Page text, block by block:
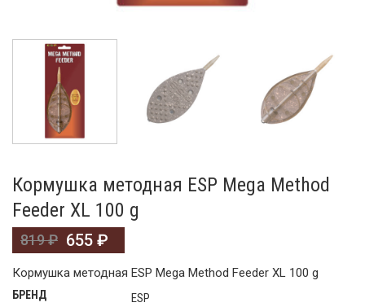
Кормушка методная ESP Mega Method
Feeder XL 100 g
819₽ 655 ₽
Кормушка методная ESP Mega Method Feeder XL 100 g
БРЕНД ESP